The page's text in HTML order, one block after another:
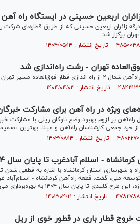
اربعین حسینی در ایستگاه راه آهن
برگزار شد.
تهران - رشت راه‌اندازی شد
مسیر تهران - رشت و بالعکس در روزهای ۲ تا ۵ تیرماه ۱۴۰۴ خبر داد.
ویژه در راه آهن برای مشارکت
راه‌آهن بر لزوم بهبود وضع ناوگان ریلی با مشارکت
از خرد جمعی کارشناسان راه‌آهن و مپنا، بهترین
- اسلام آبادغرب تا پایان سال ۱۴۰۴ به بهره‌برداری می‌رسد
طرح کلیدی تا پایان سال ۱۴۰۴ به بهره‌برداری می‌رسد.
خروج قطار باری در قطور خوی از ریل